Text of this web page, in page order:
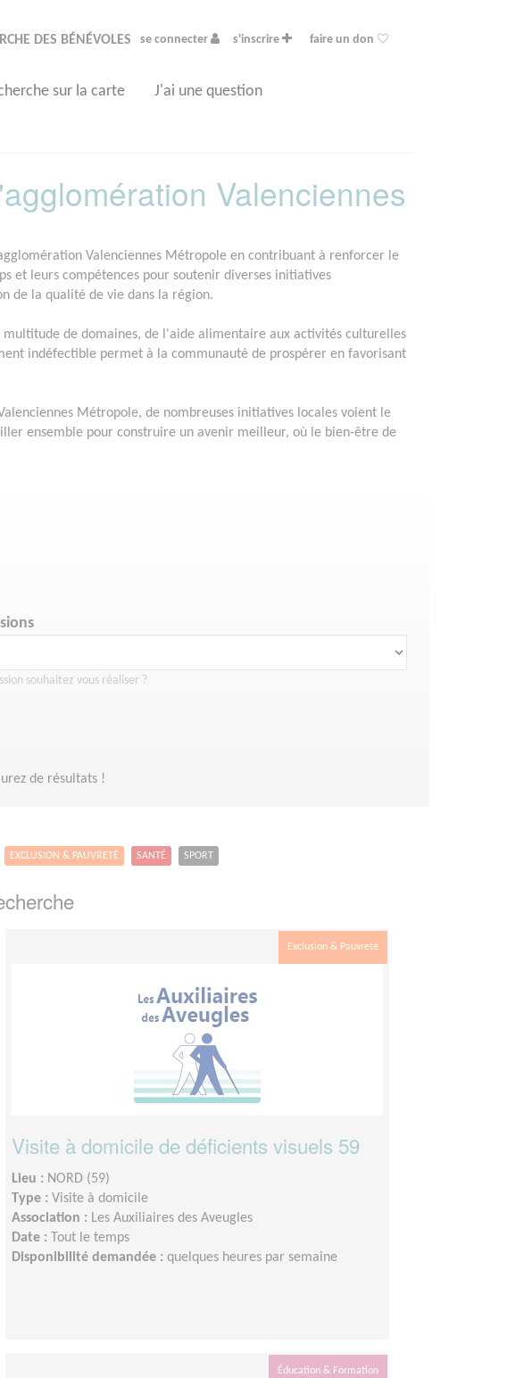
DES BÉNÉVOLES se connecter s'inscrire faire un don
sur la carte J'ai une question
Valenciennes
Valenciennes Métropole en contribuant à renforcer le
et leurs compétences pour soutenir diverses initiatives
de la qualité de vie dans la région.
multitude de domaines, de l'aide alimentaire aux activités culturelles
indéfectible permet à la communauté de prospérer en favorisant
Métropole, de nombreuses initiatives locales voient le
ensemble pour construire un avenir meilleur, où le bien-être de
souhaitez vous réaliser ?
de résultats !
EXCLUSION & PAUVRETÉ SANTÉ SPORT
Exclusion & Pauvreté
Visite à domicile de déficients visuels 59
Lieu : NORD (59)
Type : Visite à domicile
Association : Les Auxiliaires des Aveugles
Date :
Tout le temps
Disponibilité demandée : quelques heures par semaine
Éducation & Formation